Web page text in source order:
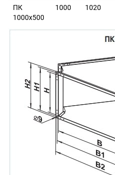
ПК
1000х500
1000 1020